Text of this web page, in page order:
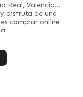
Real, Valencia...
disfruta de una
comprar online